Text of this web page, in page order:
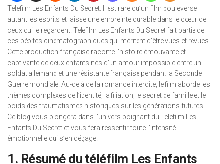
Telefilm Les Enfants Du Secret: Il est rare qu’un film bouleverse
autant les esprits et laisse une empreinte durable dans le cœur de
ceux qui le regardent. Telefilm Les Enfants Du Secret fait partie de
ces pépites cinématographiques qui méritent d’être vues et revues.
Cette production française raconte l’histoire émouvante et
captivante de deux enfants nés d’un amour impossible entre un
soldat allemand et une résistante française pendant la Seconde
Guerre mondiale. Au-delà de la romance interdite, le film aborde les
thèmes complexes de l’identité, la filiation, le secret de famille et le
poids des traumatismes historiques sur les générations futures.
Ce blog vous plongera dans l’univers poignant du Telefilm Les
Enfants Du Secret et vous fera ressentir toute l’intensité
émotionnelle qui s’en dégage.
1. Résumé du téléfilm Les Enfants